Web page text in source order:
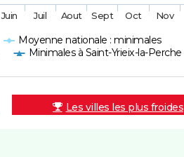
Moyenne nationale : minimales
Minimales à Saint-Yrieix-la-Perche
Juin Juil Aout Sept Oct Nov
Les villes les plus froides